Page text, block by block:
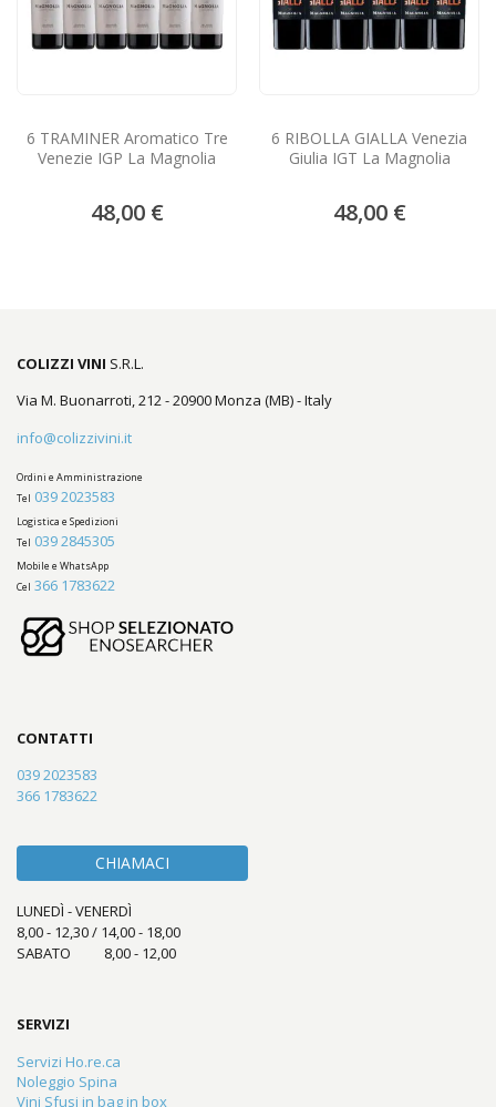
6 TRAMINER Aromatico Tre
Venezie IGP La Magnolia
48,00 €
6 RIBOLLA GIALLA Venezia
Giulia IGT La Magnolia
48,00 €
COLIZZI VINI S.R.L.
Via M. Buonarroti, 212 - 20900 Monza (MB) - Italy
info@colizzivini.it
Ordini e Amministrazione
Tel 039 2023583
Logistica e Spedizioni
Tel 039 2845305
Mobile e WhatsApp
Cel 366 1783622
CONTATTI
039 2023583
366 1783622
CHIAMACI
LUNEDÌ - VENERDÌ
8,00 - 12,30 / 14,00 - 18,00
SABATO 8,00 - 12,00
SERVIZI
Servizi Ho.re.ca
Noleggio Spina
Vini Sfusi in bag in box